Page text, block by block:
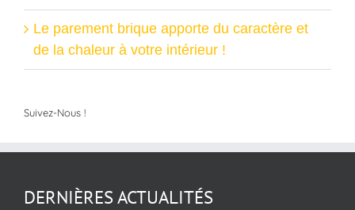
Le parement brique apporte du caractère et
de la chaleur à votre intérieur !
Suivez-Nous !
DERNIÈRES ACTUALITÉS